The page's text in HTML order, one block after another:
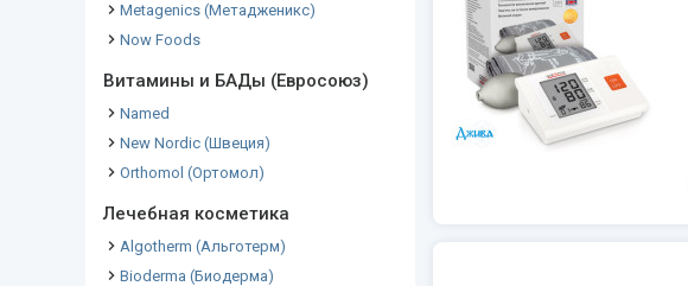
Metagenics (Метадженикс)
Now Foods
Витамины и БАДы (Евросоюз)
Named
New Nordic (Швеция)
Orthomol (Ортомол)
Лечебная косметика
Algotherm (Альготерм)
Bioderma (Биодерма)